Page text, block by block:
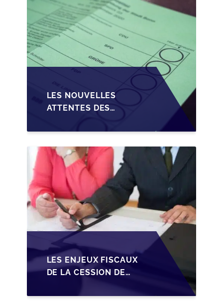
LES NOUVELLES
ATTENTES DES
TRANSMISSION DES
PME BELGES
LES ENJEUX FISCAUX
DE LA CESSION DE
LES DIRIGEANTS DE